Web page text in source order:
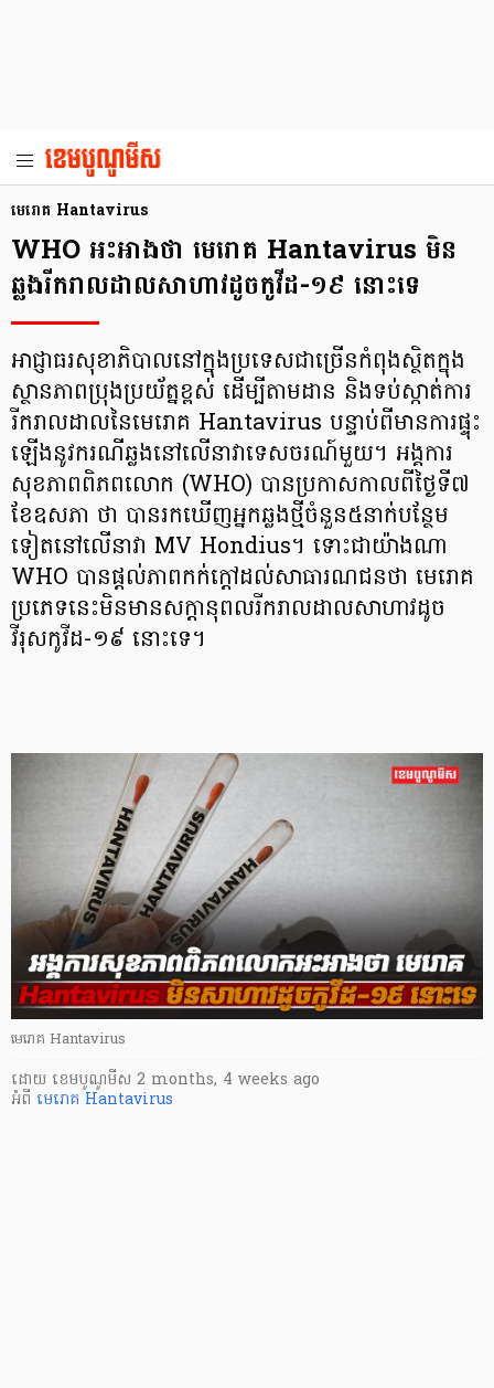
មេរោគ Hantavirus
WHO អះអាងថា មេរោគ Hantavirus មិន
ឆ្លងរីករាលដាលសាហាវដូចកូវីដ-១៩ នោះទេ
អាជ្ញាធរសុខាភិបាលនៅក្នុងប្រទេសជាច្រើនកំពុងស្ថិតក្នុង
ស្ថានភាពប្រុងប្រយ័ត្នខ្ពស់ ដើម្បីតាមដាន និងទប់ស្កាត់ការ
រីករាលដាលនៃមេរោគ Hantavirus បន្ទាប់ពីមានការផ្ទុះ
ឡើងនូវករណីឆ្លងនៅលើនាវាទេសចរណ៍មួយ។ អង្គការ
សុខភាពពិភពលោក (WHO) បានប្រកាសកាលពីថ្ងៃទី៧
ខែឧសភា ថា បានរកឃើញអ្នកឆ្លងថ្មីចំនួន៥នាក់បន្ថែម
ទៀតនៅលើនាវា MV Hondius។ ទោះជាយ៉ាងណា
WHO បានផ្តល់ភាពកក់ក្តៅដល់សាធារណជនថា មេរោគ
ប្រភេទនេះមិនមានសក្តានុពលរីករាលដាលសាហាវដូច
វីរុសកូវីដ-១៩ នោះទេ។
មេរោគ Hantavirus
ដោយ ​ ខេមបូណូមីស 2 months, 4 weeks ago
អំពី មេរោគ Hantavirus